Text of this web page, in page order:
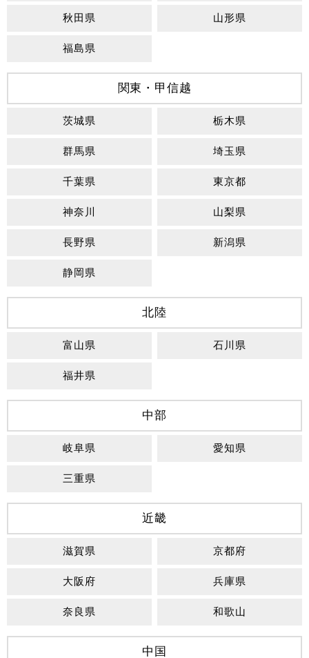
秋田県 山形県
福島県
関東・甲信越
茨城県 栃木県
群馬県 埼玉県
千葉県 東京都
神奈川 山梨県
長野県 新潟県
静岡県
北陸
富山県 石川県
福井県
中部
岐阜県 愛知県
三重県
近畿
滋賀県 京都府
大阪府 兵庫県
奈良県 和歌山
中国